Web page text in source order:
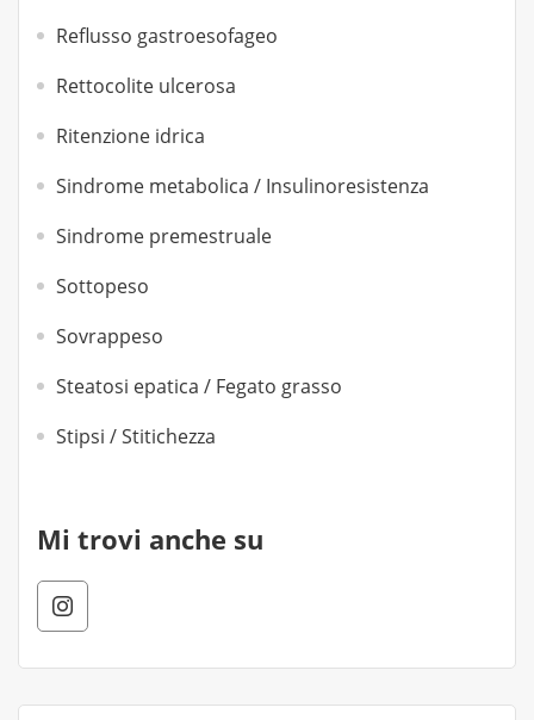
Reflusso gastroesofageo
Rettocolite ulcerosa
Ritenzione idrica
Sindrome metabolica / Insulinoresistenza
Sindrome premestruale
Sottopeso
Sovrappeso
Steatosi epatica / Fegato grasso
Stipsi / Stitichezza
Mi trovi anche su